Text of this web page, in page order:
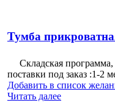
Тумба
Складская
поставки под заказ :1-2
Добавить в список
Читать далее